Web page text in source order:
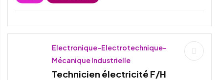
Electronique-Electrotechnique-
Mécanique Industrielle
Technicien électricité F/H